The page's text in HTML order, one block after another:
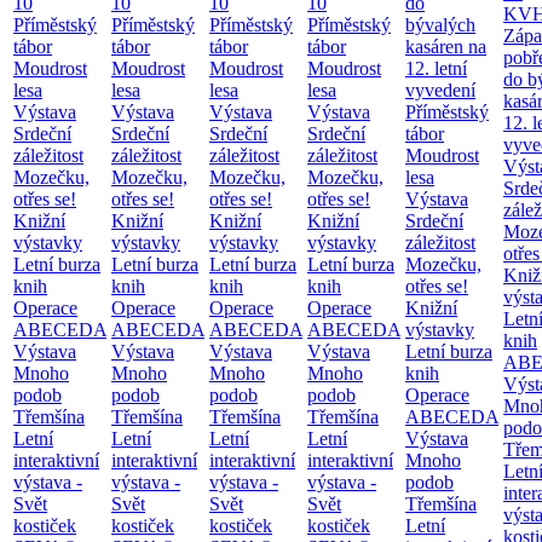
Příměstský
tábor
Moudrost
lesa
Výstava
Srdeční
záležitost
Mozečku,
otřes se!
Knižní
výstavky
Letní burza
knih
Operace
ABECEDA
Výstava
Mnoho
podob
Třemšína
Letní
interaktivní
výstava -
Svět
kostiček
Příměstský
tábor
Moudrost
lesa
Výstava
Srdeční
záležitost
Mozečku,
otřes se!
Knižní
výstavky
Letní burza
knih
Operace
ABECEDA
Výstava
Mnoho
podob
Třemšína
Letní
interaktivní
výstava -
Svět
kostiček
Příměstský
tábor
Moudrost
lesa
Výstava
Srdeční
záležitost
Mozečku,
otřes se!
Knižní
výstavky
Letní burza
knih
Operace
ABECEDA
Výstava
Mnoho
podob
Třemšína
Letní
interaktivní
výstava -
Svět
kostiček
Příměstský
tábor
Moudrost
lesa
Výstava
Srdeční
záležitost
Mozečku,
otřes se!
Knižní
výstavky
Letní burza
knih
Operace
ABECEDA
Výstava
Mnoho
podob
Třemšína
Letní
interaktivní
výstava -
Svět
kostiček
bývalých
kasáren na
12. letní
vyvedení
Příměstský
tábor
Moudrost
lesa
Výstava
Srdeční
záležitost
Mozečku,
otřes se!
Knižní
výstavky
Letní burza
knih
Operace
ABECEDA
Výstava
Mnoho
podob
Třemšína
Letní
do
12.
knih
Letní